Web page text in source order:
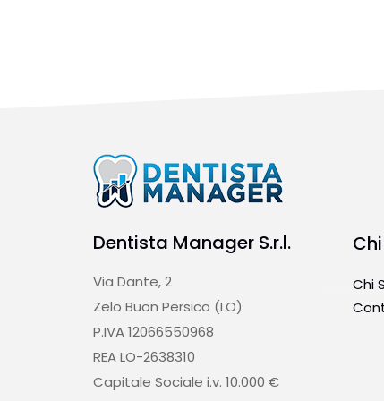
Dentista Manager S.r.l.
Via Dante, 2
Zelo Buon Persico (LO)
P.IVA 12066550968
REA LO-2638310
Capitale Sociale i.v. 10.000 €
Chi